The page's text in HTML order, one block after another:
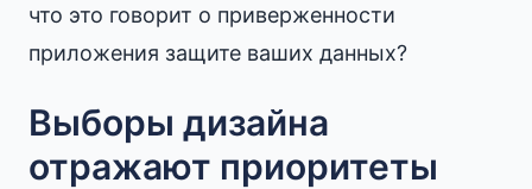
что это говорит о приверженности
приложения защите ваших данных?
Выборы дизайна
отражают приоритеты